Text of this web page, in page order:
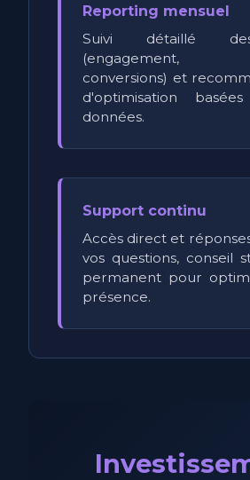
Reporting mensuel
Suivi détaillé
(engagement,
conversions) et
d'optimisation
données.
Support continu
Accès direct et
vos questions, conseil
permanent pour
présence.